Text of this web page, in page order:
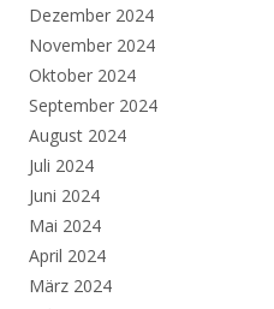
Dezember 2024
November 2024
Oktober 2024
September 2024
August 2024
Juli 2024
Juni 2024
Mai 2024
April 2024
März 2024